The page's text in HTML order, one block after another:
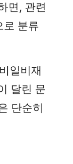
면, 관련
로 분류
일비재
달린 문
단순히